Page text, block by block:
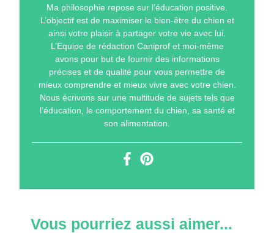
Ma philosophie repose sur l’éducation positive.
L’objectif est de maximiser le bien-être du chien et
ainsi votre plaisir à partager votre vie avec lui.
L’Equipe de rédaction Caniprof et moi-même
avons pour but de fournir des informations
précises et de qualité pour vous permettre de
mieux comprendre et mieux vivre avec votre chien.
Nous écrivons sur une multitude de sujets tels que
l’éducation, le comportement du chien, sa santé et
son alimentation.
Vous pourriez aussi aimer...